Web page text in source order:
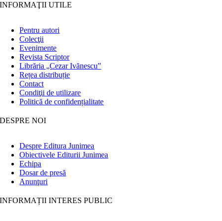
INFORMAŢII UTILE
Pentru autori
Colecţii
Evenimente
Revista Scriptor
Librăria „Cezar Ivănescu”
Rețea distribuție
Contact
Condiţii de utilizare
Politică de confidențialitate
DESPRE NOI
Despre Editura Junimea
Obiectivele Editurii Junimea
Echipa
Dosar de presă
Anunţuri
INFORMAȚII INTERES PUBLIC